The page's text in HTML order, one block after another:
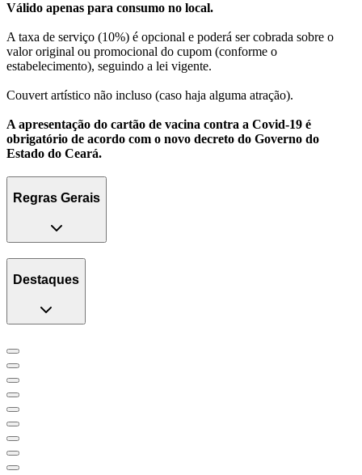
Válido apenas para consumo no local.
A taxa de serviço (10%) é opcional e poderá ser cobrada sobre o
valor original ou promocional do cupom (conforme o
estabelecimento), seguindo a lei vigente.
Couvert artístico não incluso (caso haja alguma atração).
A apresentação do cartão de vacina contra a Covid-19 é
obrigatório de acordo com o novo decreto do Governo do
Estado do Ceará.
Regras Gerais
Destaques